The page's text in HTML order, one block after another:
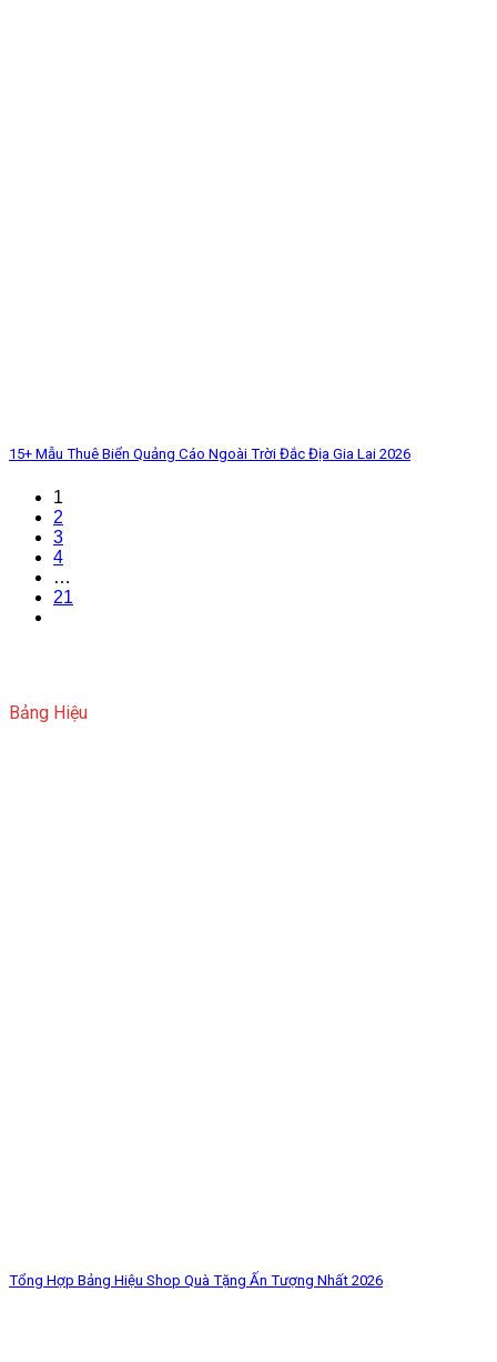
15+ Mẫu Thuê Biển Quảng Cáo Ngoài Trời Đắc Địa Gia Lai 2026
1
2
3
4
…
21
Bảng Hiệu
Tổng Hợp Bảng Hiệu Shop Quà Tặng Ấn Tượng Nhất 2026